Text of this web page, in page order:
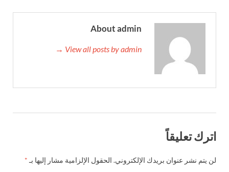
About admin
View all posts by admin →
اترك تعليقاً
لن يتم نشر عنوان بريدك الإلكتروني. الحقول الإلزامية مشار إليها بـ *